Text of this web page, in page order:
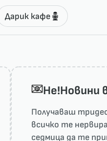
Дарик кафе
He!Новини
Получаваш
всичко те
седмица да те